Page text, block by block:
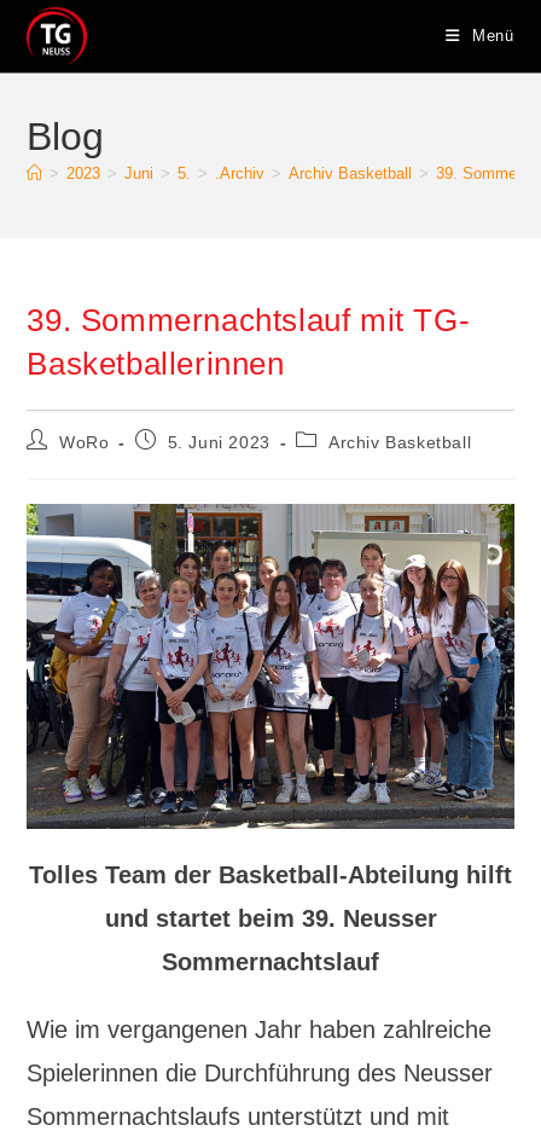
Inhalt
springen
Menü
Blog
> 2023 > Juni > 5. > .Archiv > Archiv Basketball > 39.
39. Sommernachtslauf mit TG-
Basketballerinnen
Beitrags-
WoRo
Beitrag5. Juni 2023
Beitrags-
Archiv Basketball
Tolles Team der Basketball-Abteilung hilft
und startet beim 39. Neusser
Sommernachtslauf
Wie im vergangenen Jahr haben zahlreiche
Spielerinnen die Durchführung des Neusser
Sommernachtslaufs unterstützt und mit